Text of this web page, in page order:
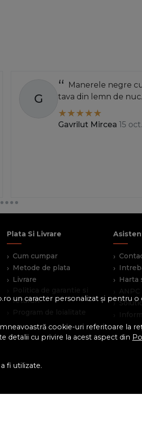
un caracter personalizat și pentru o
cookie-uri referitoare la
detalii cu privire la acest aspect din
fi utilizate.
G
Manerele negre
tava din lemn de
Gavrilut Mircea 15
Plata Si Livrare
Cum cumpar
Metode de plata
Livrare
Politica de garantie si
retururi
Program de loialitate
Harta
ANPC